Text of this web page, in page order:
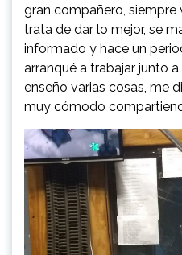
gran compañero, siempre
trata de dar lo mejor, se
informado y hace un
arranqué a trabajar junto
enseño varias cosas, me
muy cómodo